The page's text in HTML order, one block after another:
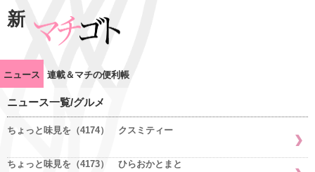
新
ニュース 連載＆マチの便利帳
ニュース一覧/グルメ
ちょっと味見を（4174） クスミティー
ちょっと味見を（4173） ひらおかとまと